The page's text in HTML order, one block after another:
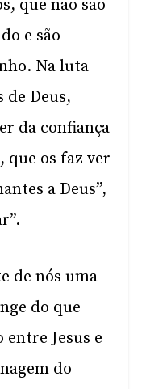
que não são
e são
Na luta
de Deus,
da confiança
que os faz ver
a Deus”,
de nós uma
do que
Jesus e
do